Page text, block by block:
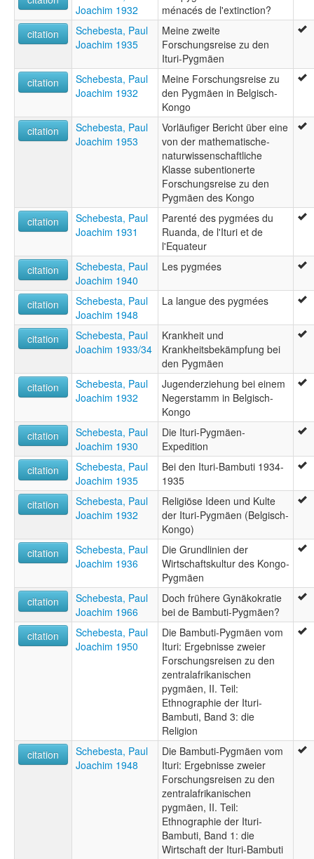
Joachim 1932
ménacés de l'extinction?
citation
Schebesta, Paul
Joachim 1935
Meine zweite
Forschungsreise zu den
Ituri-Pygmäen
citation
Schebesta, Paul
Joachim 1932
Meine Forschungsreise zu
den Pygmäen in Belgisch-
Kongo
citation
Schebesta, Paul
Joachim 1953
Vorläufiger Bericht über eine
von der mathematische-
naturwissenschaftliche
Klasse subentionerte
Forschungsreise zu den
Pygmäen des Kongo
citation
Schebesta, Paul
Joachim 1931
Parenté des pygmées du
Ruanda, de l'Ituri et de
l'Equateur
citation
Schebesta, Paul
Joachim 1940
Les pygmées
citation
Schebesta, Paul
Joachim 1948
La langue des pygmées
citation
Schebesta, Paul
Joachim 1933/34
Krankheit und
Krankheitsbekämpfung bei
den Pygmäen
citation
Schebesta, Paul
Joachim 1932
Jugenderziehung bei einem
Negerstamm in Belgisch-
Kongo
citation
Schebesta, Paul
Joachim 1930
Die Ituri-Pygmäen-
Expedition
citation
Schebesta, Paul
Joachim 1935
Bei den Ituri-Bambuti 1934-
1935
citation
Schebesta, Paul
Joachim 1932
Religiöse Ideen und Kulte
der Ituri-Pygmäen (Belgisch-
Kongo)
citation
Schebesta, Paul
Joachim 1936
Die Grundlinien der
Wirtschaftskultur des Kongo-
Pygmäen
citation
Schebesta, Paul
Joachim 1966
Doch frühere Gynäkokratie
bei de Bambuti-Pygmäen?
citation
Schebesta, Paul
Joachim 1950
Die Bambuti-Pygmäen vom
Ituri: Ergebnisse zweier
Forschungsreisen zu den
zentralafrikanischen
pygmäen, II. Teil:
Ethnographie der Ituri-
Bambuti, Band 3: die
Religion
citation
Schebesta, Paul
Joachim 1948
Die Bambuti-Pygmäen vom
Ituri: Ergebnisse zweier
Forschungsreisen zu den
zentralafrikanischen
pygmäen, II. Teil:
Ethnographie der Ituri-
Bambuti, Band 1: die
Wirtschaft der Ituri-Bambuti